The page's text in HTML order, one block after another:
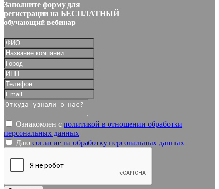
Заполните форму для
регистрации на БЕСПЛАТНЫЙ
обучающий вебинар
Ознакомлен с политикой в отношении обработки
персональных данных
Даю согласие на обработку персональных данных